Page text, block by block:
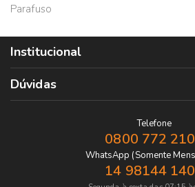
Parafuso
Institucional
Dúvidas
Telefone
0800 772
WhatsApp (Somente
14 98144